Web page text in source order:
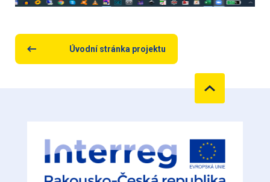
Úvodní stránka projektu